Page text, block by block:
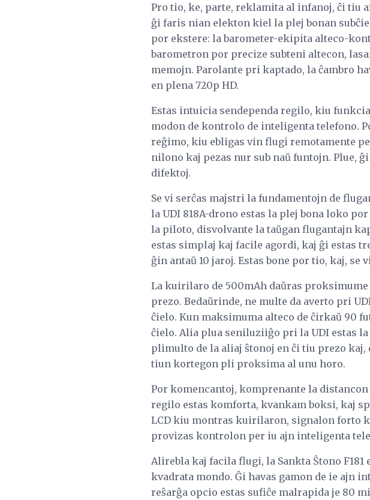
Pro tio, ke, parte, reklamita al infanoj, ĉi tiu
ĝi faris nian elekton kiel la plej bonan
por ekstere: la barometer-ekipita alteco-
barometron por precize subteni altecon,
memojn. Parolante pri kaptado, la ĉambro
en plena 720p HD.
Estas intuicia sendependa regilo, kiu
modon de kontrolo de inteligenta telefono.
reĝimo, kiu ebligas vin flugi remotamente
nilono kaj pezas nur sub naŭ funtojn. Plue,
difektoj.
Se vi serĉas majstri la fundamentojn de
la UDI 818A-drono estas la plej bona loko
la piloto, disvolvante la taŭgan flugantajn
estas simplaj kaj facile agordi, kaj ĝi estas
ĝin antaŭ 10 jaroj. Estas bone por tio, kaj,
La kuirilaro de 500mAh daŭras
prezo. Bedaŭrinde, ne multe da averto pri
ĉielo. Kun maksimuma alteco de ĉirkaŭ 90
ĉielo. Alia plua seniluziiĝo pri la UDI estas
plimulto de la aliaj ŝtonoj en ĉi tiu prezo
tiun kortegon pli proksima al unu horo.
Por komencantoj, komprenante la
regilo estas komforta, kvankam boksi, kaj
LCD kiu montras kuirilaron, signalon forto
provizas kontrolon per iu ajn inteligenta
Alirebla kaj facila flugi, la Sankta Ŝtono
kvadrata mondo. Ĝi havas gamon de ie ajn
reŝarĝa opcio estas sufiĉe malrapida je 80